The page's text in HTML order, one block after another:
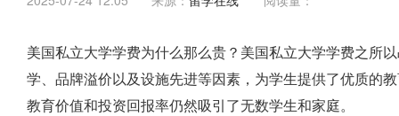
美国私立大学学费为什么那么贵？美国私立大学学费之所
学、品牌溢价以及设施先进等因素，为学生提供了优质的
教育价值和投资回报率仍然吸引了无数学生和家庭。